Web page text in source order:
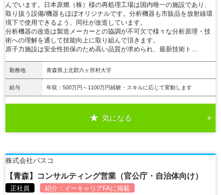
んでいます。日本原燃（株）様の再処理工場は国内唯一の施設であり、
取り扱う設備/機器もほぼオリジナルです。分析機器も市販品を放射線環
境下で使用できるよう、同社が改造しています。
分析機器の改造は製造メーカーとの協調が不可欠で様々な分析原理・技
術への理解を通して技能向上に取り組んで頂きます。
原子力施設は安全性担保のため高い品質が求められ、最新技術ト…
勤務地 青森県上北郡六ヶ所村大字
給与 年収：500万円～1100万円経験・スキルに応じて変動します
気になる
株式会社パスコ
【青森】コンサルティング営業（官公庁・自治体向け）
正社員 紹介： イーキャリアFAに掲載